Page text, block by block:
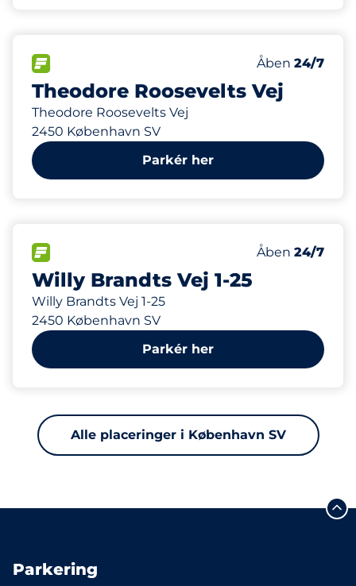
Theodore Roosevelts Vej
Theodore Roosevelts Vej
2450 København SV
Antal
Antal pladser
12
Fredag&nbsp
Åben 24/7
71 m
Parkér her
Willy Brandts Vej 1-25
Willy Brandts Vej 1-25
2450 København SV
Antal
Antal pladser
11
Fredag&nbsp
Åben 24/7
81 m
Parkér her
Alle placeringer i København SV
Parkering